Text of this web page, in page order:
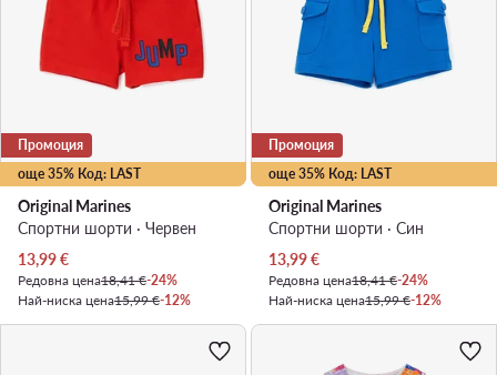
още 35% Код: LAST
Промоция
Original Marines
Спортни шорти · Червен
Актуална цена
13,99€
Редовна цена18,41 €-24%
Най-ниска цена15,99 €-12%
още 35% Код: LAST
Промоция
Original Marines
Спортни шорти · Син
Актуална цена
13,99€
Редовна цена18,41 €-24%
Най-ниска цена15,99 €-12%